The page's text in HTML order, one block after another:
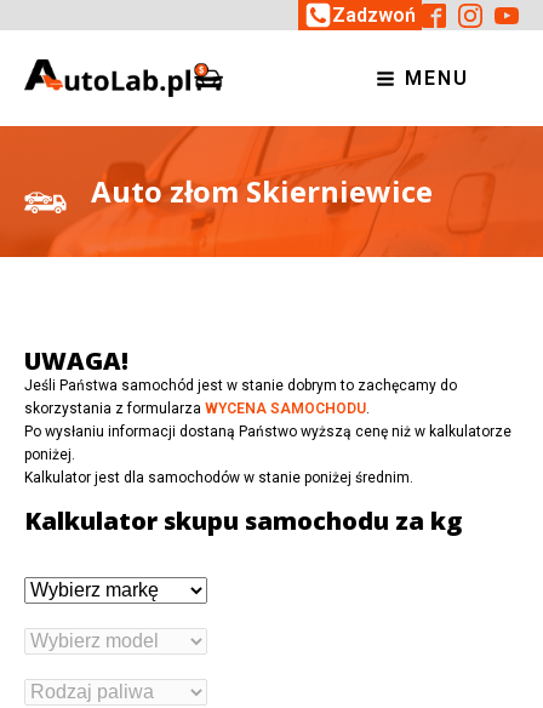
Zadzwoń
MENU
Auto złom Skierniewice
UWAGA!
Jeśli Państwa samochód jest w stanie dobrym to zachęcamy do
skorzystania z formularza WYCENA SAMOCHODU.
Po wysłaniu informacji dostaną Państwo wyższą cenę niż w kalkulatorze
poniżej.
Kalkulator jest dla samochodów w stanie poniżej średnim.
Kalkulator skupu samochodu za kg